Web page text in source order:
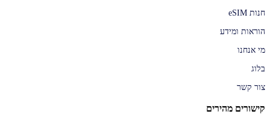
חנות eSIM
הוראות ומידע
מי אנחנו
בלוג
צור קשר
קישורים מהירים